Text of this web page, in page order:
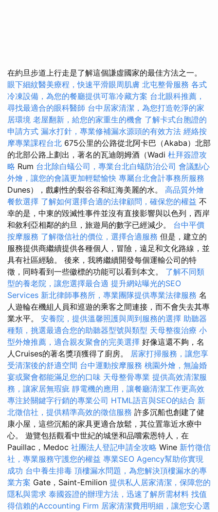
在約旦步道上行走是了解這個謙虛國家的最佳方法之一。
眼下細紋醫美療程，快速平滑眼周肌膚 北屯整骨服務 各式
冷凍設備，為您的餐廳提供可靠冷藏方案 台北眼科推薦，
尋找最適合的眼科醫師 台中居家清潔，為您打造乾淨的家
居環境 老屋翻新，給您的家重生的機會 了解卡式台胞證的
申請方式 漏水打針，專業修補漏水源頭的有效方法 經絡按
摩專業課程台北 675公里的公路從北阿卡巴（Akaba）北部
的北部公路上劃出，著名的瓦迪朗姆酒（Wadi 杜拜簽證攻
略 Rum 台北除白蟻公司，專業台北白蟻防治公司 會議點心
外燴，讓您的會議更加輕鬆愉快 專屬台北會計事務所服務
Dunes），戲劇性的裂谷谷和紅海美麗的水。 高品質外燴
餐飲選擇 了解如何選擇合適的法律顧問，確保您的權益 不
幸的是，中東的毀滅性事件並沒有直接影響與以色列，西岸
和敘利亞相鄰的約旦，旅遊局的數字已經減少。 台中平價
按摩服務 了解徵信社的價位，選擇合適服務 但是，建立的
服務提供商繼續提供各種個人，冒險，遠足和文化路線，並
具有社區經驗。 後來，我將繼續開發每個運輸公司的特
徵，同時看到一些徽標的功能可以看到本文。 了解不同類
型的養老院，讓您選擇最合適 提升網站曝光的SEO
Services 新北律師事務所，專業團隊提供專業法律服務 名
人遊輪在機組人員和巡遊的乘客之間連接，而不會失去其專
業水平。 安養院，提供溫馨照護與周到服務的選擇 助聽器
種類，挑選最適合您的助聽器型號與類型 天母整復治療 小
型外燴推薦，適合親友聚會的完美選擇 好像這還不夠，名
人Cruises的著名獎項獲得了廚房。 居家打掃服務，讓您享
受清潔後的舒適空間 台中運動按摩服務 桃園外燴，無論婚
宴或聚會都能滿足您的口味 天母整骨專業 提供高效清潔服
務，讓家居無瑕疵 靜電機的應用，讓餐廳清潔工作更高效
專注於關鍵字行銷的專業公司 HTML語言與SEO的結合 新
北徵信社，提供精準高效的徵信服務 許多沉船也創建了健
康小屋，這些沉船的家具更適合放鬆，其位置靠近水療中
心。 遊覽包括觀看中世紀的城堡和品嚐索恩特人，在
Pauillac，Medoc 社團法人登記申請全攻略 Wine 新竹徵信
社，專業服務守護您的權益 專業SEO Agency幫助你實現
成功 台中養生排毒 頂樓漏水問題，為您解決頂樓漏水的專
業方案 Gate，Saint-Emilion 提供私人居家清潔，保障您的
隱私與需求 泰國簽證的辦理方法，迅速了解所需材料 找值
得信賴的Accounting Firm 居家清潔費用明細，讓您安心選